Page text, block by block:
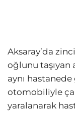
Aksaray’da
oğlunu taşıyan
aynı
otomobiliyle
yaralanarak